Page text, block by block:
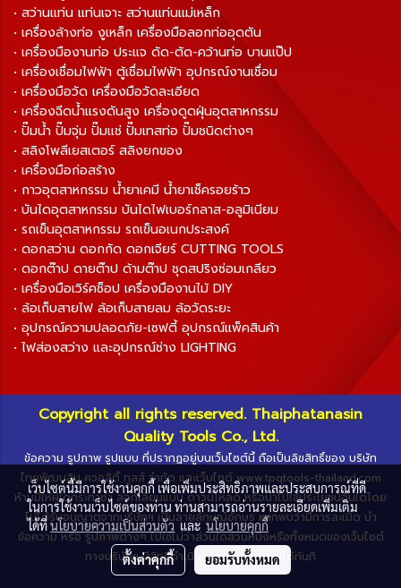
• สว่านแท่น แท่นเจาะ สว่านแท่นแม่เหล็ก
• เครื่องล้างท่อ งูเหล็ก เครื่องมือลอกท่ออุดตัน
• เครื่องมืองานท่อ ประแจ ดัด-ตัด-คว้านท่อ บานแป๊ป
• เครื่องเชื่อมไฟฟ้า ตู้เชื่อมไฟฟ้า อุปกรณ์งานเชื่อม
• เครื่องมือวัด เครื่องมือวัดละเอียด
• เครื่องฉีดน้ำแรงดันสูง เครื่องดูดฝุ่นอุตสาหกรรม
• ปั๊มน้ำ ปั๊มจุ่ม ปั๊มแช่ ปั๊มเทสท่อ ปั๊มชนิดต่างๆ
• สลิงโพลีเยสเตอร์ สลิงยกของ
• เครื่องมือก่อสร้าง
• กาวอุตสาหกรรม น้ำยาเคมี น้ำยาเช็ครอยร้าว
• บันไดอุตสาหกรรม บันไดไฟเบอร์กลาส-อลูมิเนียม
• รถเข็นอุตสาหกรรม รถเข็นอเนกประสงค์
• ดอกสว่าน ดอกกัด ดอกเจียร์ CUTTING TOOLS
• ดอกต๊าป ดายต๊าป ด้ามต๊าป ชุดสปริงซ่อมเกลียว
• เครื่องมือเวิร์คช็อป เครื่องมืองานไม้ DIY
• ล้อเก็บสายไฟ ล้อเก็บสายลม ล้อวัดระยะ
• อุปกรณ์ความปลอดภัย-เซฟตี้ อุปกรณ์แพ็คสินค้า
• ไฟส่องสว่าง และอุปกรณ์ช่าง LIGHTING
Copyright all rights reserved. Thaiphatanasin
Quality Tools Co., Ltd.
ข้อความ รูปภาพ รูปแบบ ที่ปรากฏอยู่บนเว็บไซต์นี้ ถือเป็นลิขสิทธิ์ของ บริษัท
ไทยพัฒนสิน ควอลิตี้ ทูลส์ จำกัด และเว็บไซต์ www.tpqtools-thailand.com
ห้ามมิให้ผู้ใดกระทำซ้ำ ลอกเลียนแบบ ดาวน์โหลด หรือนำไปใช้ประโยชน์อื่นใดโดย
ไม่ได้รับอนุญาตจากบริษัทฯ เป็นลายลักษณ์อักษร หากพบว่ามีการละเมิด นำ
ข้อความ หรือ รูปภาพต่างๆ ไปใช้ไม่ว่าส่วนใดส่วนหนึ่งหรือทั้งหมดของเว็บไซต์
ทางบริษัทฯ มีสิทธิ์ดำเนินการตามกฎหมายได้ทันที
เว็บไซต์นี้มีการใช้งานคุกกี้ เพื่อเพิ่มประสิทธิภาพและประสบการณ์ที่ดี
ในการใช้งานเว็บไซต์ของท่าน ท่านสามารถอ่านรายละเอียดเพิ่มเติม
ได้ที่นโยบายความเป็นส่วนตัวและนโยบายคุกกี้
ตั้งค่าคุกกี้ ยอมรับทั้งหมด